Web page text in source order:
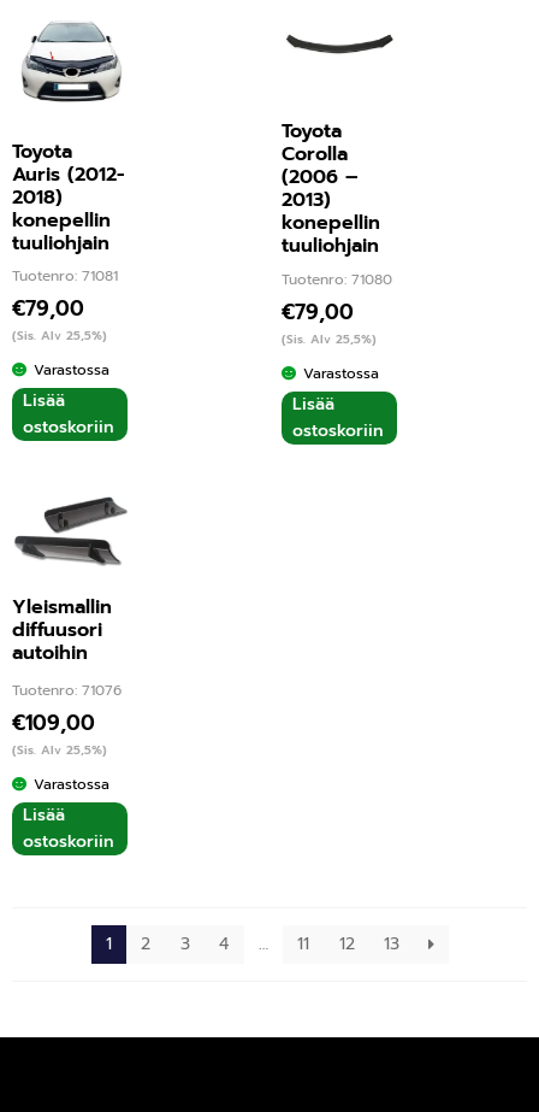
Toyota
Auris (2012-
2018)
konepellin
tuuliohjain
Tuotenro: 71081
€79,00
(Sis. Alv 25,5%)
Varastossa
Lisää
ostoskoriin
Toyota
Corolla
(2006 –
2013)
konepellin
tuuliohjain
Tuotenro: 71080
€79,00
(Sis. Alv 25,5%)
Varastossa
Lisää
ostoskoriin
Yleismallin
diffuusori
autoihin
Tuotenro: 71076
€109,00
(Sis. Alv 25,5%)
Varastossa
Lisää
ostoskoriin
1 2 3 4 … 11 12 13